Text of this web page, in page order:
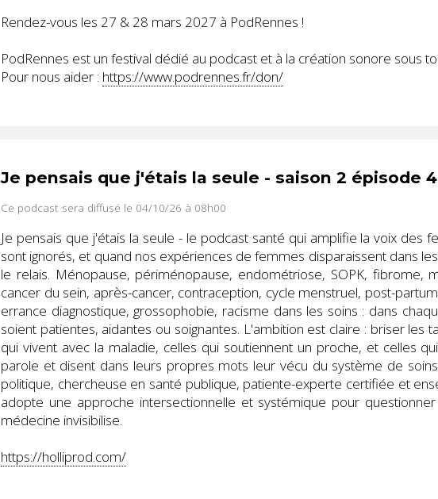
Rendez-vous les 27 & 28 mars 2027 à PodRennes !
PodRennes est un festival dédié au podcast et à la création sonore sous
Pour nous aider : https://www.podrennes.fr/don/
Je pensais que j'étais la seule - saison 2 épisode 4
Ce podcast sera diffusé le 04/10/26 à 08h00
Je pensais que j'étais la seule - le podcast santé qui amplifie la voix
sont ignorés, et quand nos expériences de femmes disparaissent dans
le relais. Ménopause, périménopause, endométriose, SOPK, fibrome,
cancer du sein, après-cancer, contraception, cycle menstruel, post-
errance diagnostique, grossophobie, racisme dans les soins : dans
soient patientes, aidantes ou soignantes. L'ambition est claire : briser
qui vivent avec la maladie, celles qui soutiennent un proche, et celles
parole et disent dans leurs propres mots leur vécu du système de
politique, chercheuse en santé publique, patiente-experte certifiée et
adopte une approche intersectionnelle et systémique pour
médecine invisibilise.
https://holliprod.com/